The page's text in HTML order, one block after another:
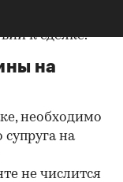
к сделке.
на
необходимо
супруга на
не числится